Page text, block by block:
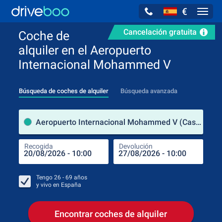
€
Cancelación gratuita
Coche de
alquiler en el Aeropuerto
Internacional Mohammed V
Búsqueda de coches de alquiler Búsqueda avanzada
Aeropuerto Internacional Mohammed V (Casablanca-Settat / Marruecos)
Recogida Devolución
Tengo 26 - 69 años
y vivo en España
Encontrar coches de alquiler